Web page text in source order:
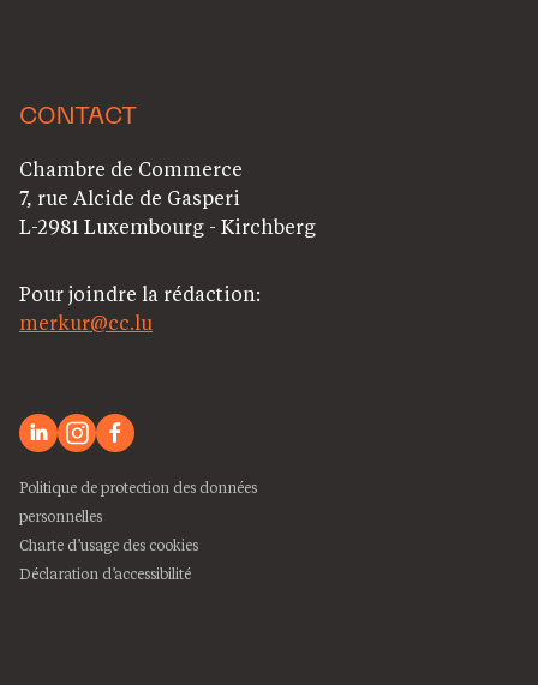
CONTACT
Chambre de Commerce
7, rue Alcide de Gasperi
L-2981 Luxembourg - Kirchberg
Pour joindre la rédaction:
merkur@cc.lu
Politique de protection des données
personnelles
Charte d’usage des cookies
Déclaration d’accessibilité